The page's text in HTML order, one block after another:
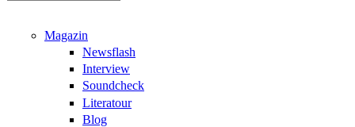
Magazin
Newsflash
Interview
Soundcheck
Literatour
Blog